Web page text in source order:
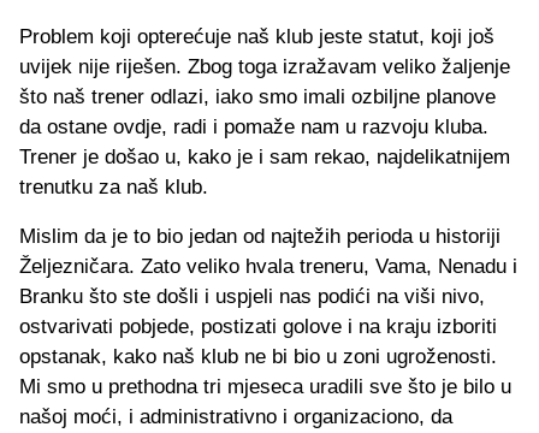
Problem koji opterećuje naš klub jeste statut, koji još
uvijek nije riješen. Zbog toga izražavam veliko žaljenje
što naš trener odlazi, iako smo imali ozbiljne planove
da ostane ovdje, radi i pomaže nam u razvoju kluba.
Trener je došao u, kako je i sam rekao, najdelikatnijem
trenutku za naš klub.
Mislim da je to bio jedan od najtežih perioda u historiji
Željezničara. Zato veliko hvala treneru, Vama, Nenadu i
Branku što ste došli i uspjeli nas podići na viši nivo,
ostvarivati pobjede, postizati golove i na kraju izboriti
opstanak, kako naš klub ne bi bio u zoni ugroženosti.
Mi smo u prethodna tri mjeseca uradili sve što je bilo u
našoj moći, i administrativno i organizaciono, da